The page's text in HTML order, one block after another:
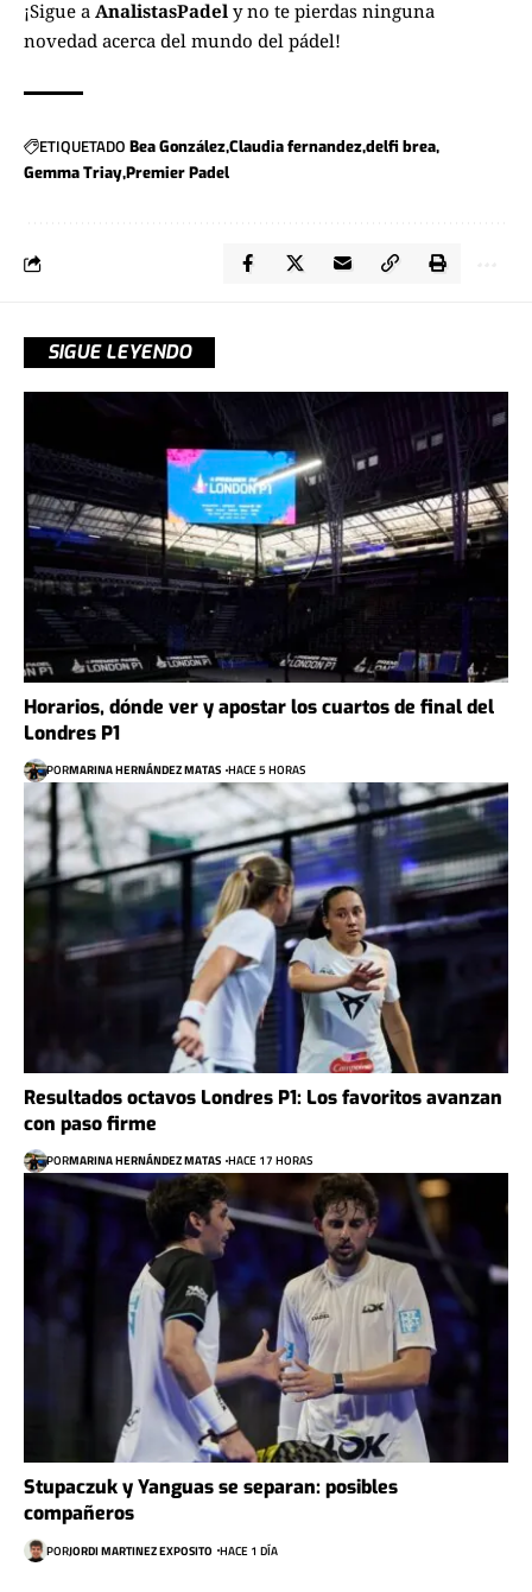
¡Sigue a AnalistasPadel y no te pierdas ninguna
novedad acerca del mundo del pádel!
ETIQUETADO Bea GonzálezClaudia fernandezdelfi brea
Gemma TriayPremier Padel
SIGUE LEYENDO
Horarios, dónde ver y apostar los cuartos de final del
Londres P1
PORMARINA HERNÁNDEZ MATAS HACE 5 HORAS
Resultados octavos Londres P1: Los favoritos avanzan
con paso firme
PORMARINA HERNÁNDEZ MATAS HACE 17 HORAS
Stupaczuk y Yanguas se separan: posibles
compañeros
PORJORDI MARTINEZ EXPOSITO HACE 1 DÍA